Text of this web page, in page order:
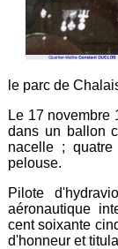
le parc de
Le 17 novembre
dans un ballon
nacelle ;
pelouse.
Pilote
aéronautique
cent soixante
d'honneur et